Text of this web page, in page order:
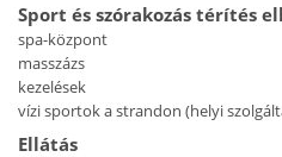
Sport és szórakozás térítés
spa-központ
masszázs
kezelések
vízi sportok a strandon (helyi
Ellátás